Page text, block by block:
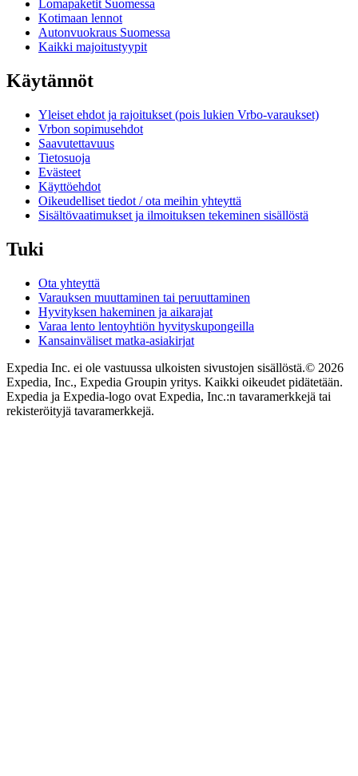
Lomapaketit Suomessa
Kotimaan lennot
Autonvuokraus Suomessa
Kaikki majoitustyypit
Käytännöt
Yleiset ehdot ja rajoitukset (pois lukien Vrbo-varaukset)
Vrbon sopimusehdot
Saavutettavuus
Tietosuoja
Evästeet
Käyttöehdot
Oikeudelliset tiedot / ota meihin yhteyttä
Sisältövaatimukset ja ilmoituksen tekeminen sisällöstä
Tuki
Ota yhteyttä
Varauksen muuttaminen tai peruuttaminen
Hyvityksen hakeminen ja aikarajat
Varaa lento lentoyhtiön hyvityskupongeilla
Kansainväliset matka-asiakirjat
Expedia Inc. ei ole vastuussa ulkoisten sivustojen sisällöstä.© 2026
Expedia, Inc., Expedia Groupin yritys. Kaikki oikeudet pidätetään.
Expedia ja Expedia-logo ovat Expedia, Inc.:n tavaramerkkejä tai
rekisteröityjä tavaramerkkejä.